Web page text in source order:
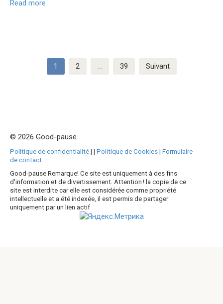
Read more
1 2 … 39 Suivant
© 2026 Good-pause
Politique de confidentialité| | Politique de Cookies| Formulaire
de contact
Good-pause Remarque! Ce site est uniquement à des fins
d'information et de divertissement. Attention ! la copie de ce
site est interdite car elle est considérée comme propriété
intellectuelle et a été indexée, il est permis de partager
uniquement par un lien actif